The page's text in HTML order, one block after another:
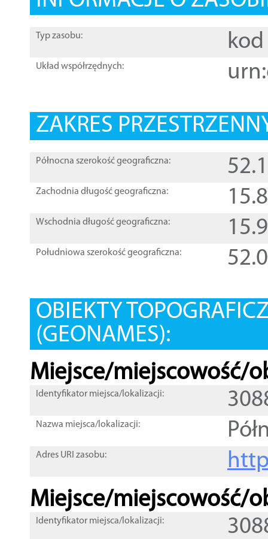
Typ zasobu: kod
Układ współrzędnych:
ZAKRES
Północna szerokość geograficzna:
Zachodnia długość geograficzna:
Wschodnia długość geograficzna:
Południowa szerokość geograficzna:
OBIEKTY
(GEONAMES):
Miejsce/miejscowość/
Identyfikator miejsca/lokalizacji:
Nazwa miejsca/lokalizacji:
Adres URI zasobu:
Miejsce/miejscowość/
Identyfikator miejsca/lokalizacji: